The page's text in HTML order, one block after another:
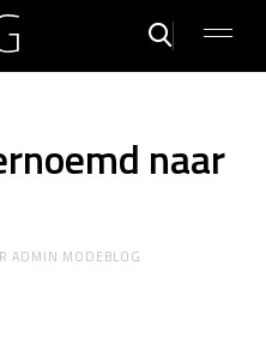
naar
ADMIN MODEBLOG